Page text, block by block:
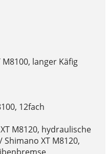
langer Käfig
12fach
M8120, hydraulische
XT M8120,